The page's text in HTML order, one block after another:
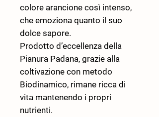
colore arancione così intenso,
che emoziona quanto il suo
dolce sapore.
Prodotto d’eccellenza della
Pianura Padana, grazie alla
coltivazione con metodo
Biodinamico, rimane ricca di
vita mantenendo i propri
nutrienti.